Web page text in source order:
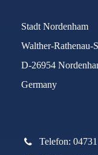
Stadt Nordenham
Walther-Rathenau-
D-26954
Germany
Telefon: